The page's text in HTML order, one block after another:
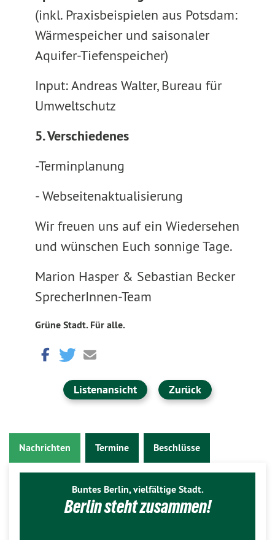
(inkl. Praxisbeispielen aus Potsdam:
Wärmespeicher und saisonaler
Aquifer-Tiefenspeicher)
Input: Andreas Walter, Bureau für
Umweltschutz
5. Verschiedenes
-Terminplanung
- Webseitenaktualisierung
Wir freuen uns auf ein Wiedersehen
und wünschen Euch sonnige Tage.
Marion Hasper & Sebastian Becker
SprecherInnen-Team
Grüne Stadt. Für alle.
Listenansicht Zurück
Nachrichten Termine Beschlüsse
Buntes Berlin, vielfältige Stadt.
Berlin steht zusammen!